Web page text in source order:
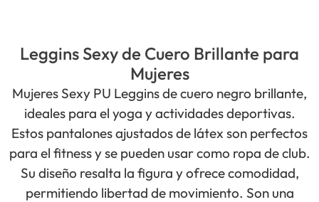
Leggins Sexy de Cuero Brillante para
Mujeres
Mujeres Sexy PU Leggins de cuero negro brillante,
ideales para el yoga y actividades deportivas.
Estos pantalones ajustados de látex son perfectos
para el fitness y se pueden usar como ropa de club.
Su diseño resalta la figura y ofrece comodidad,
permitiendo libertad de movimiento. Son una